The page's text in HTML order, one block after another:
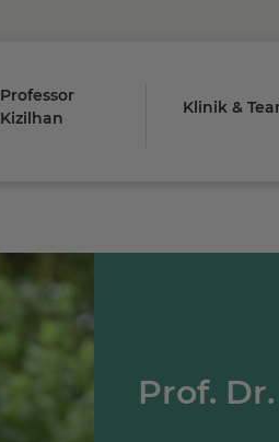
Professor
Kizilhan
Klinik &
Prof.